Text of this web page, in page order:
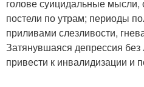
голове суицидальные мысли,
постели по утрам; периоды
приливами слезливости,
Затянувшаяся депрессия без
привести к инвалидизации и